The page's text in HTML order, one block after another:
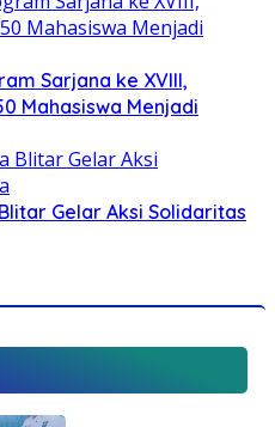
Sarjana ke XVIII,
Mahasiswa Menjadi
Gelar Aksi Solidaritas